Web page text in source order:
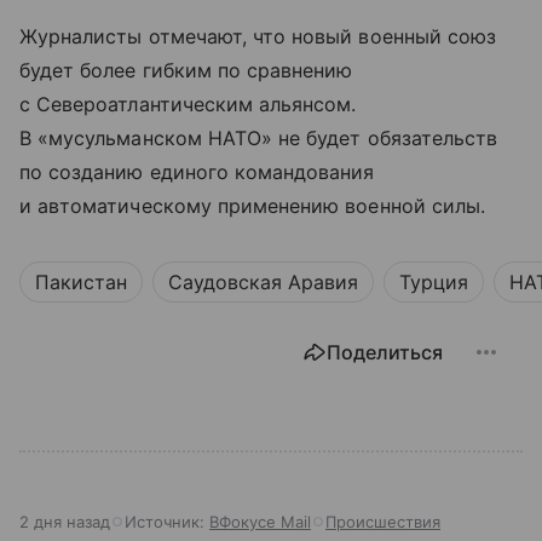
Журналисты отмечают, что новый военный союз
будет более гибким по сравнению
с Североатлантическим альянсом.
В «мусульманском НАТО» не будет обязательств
по созданию единого командования
и автоматическому применению военной силы.
Пакистан Саудовская Аравия Турция
Поделиться
2 дня назад Источник: ВФокусе Mail Происшествия